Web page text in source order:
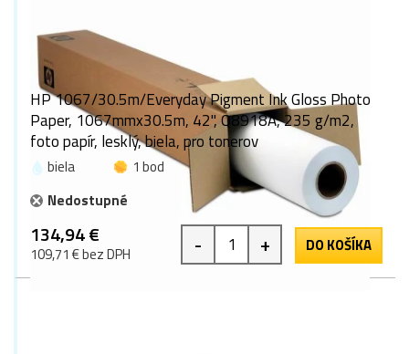
HP 1067/30.5m/Everyday Pigment Ink Gloss Photo
Paper, 1067mmx30.5m, 42", Q8918A, 235 g/m2,
foto papír, lesklý, biela, pro tonerov
biela
1 bod
Nedostupné
134,94 €
109,71 € bez DPH - + DO KOŠÍKA